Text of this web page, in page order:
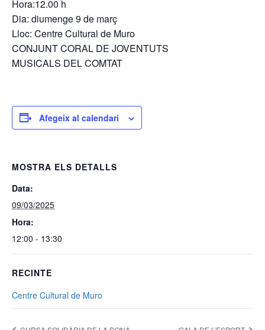
Hora:12.00 h
Dia: diumenge 9 de març
Lloc: Centre Cultural de Muro
CONJUNT CORAL DE JOVENTUTS
MUSICALS DEL COMTAT
Afegeix al calendari
MOSTRA ELS DETALLS
Data:
09/03/2025
Hora:
12:00 - 13:30
RECINTE
Centre Cultural de Muro